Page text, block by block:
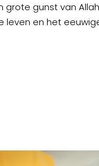
grote gunst van
leven en het